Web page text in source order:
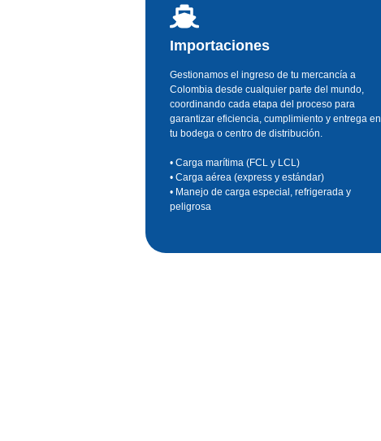
Importaciones
Gestionamos el ingreso de tu mercancía a
Colombia desde cualquier parte del mundo,
coordinando cada etapa del proceso para
garantizar eficiencia, cumplimiento y entrega en
tu bodega o centro de distribución.
• Carga marítima (FCL y LCL)
• Carga aérea (express y estándar)
• Manejo de carga especial, refrigerada y
peligrosa